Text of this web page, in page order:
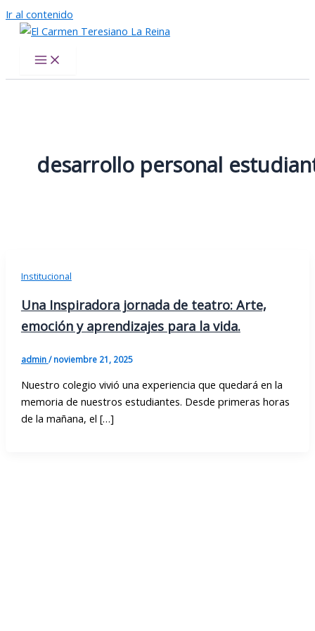
Ir al contenido
desarrollo personal
Institucional
Una Inspiradora jornada de teatro: Arte,
emoción y aprendizajes para la vida.
admin/noviembre 21, 2025
Nuestro colegio vivió una experiencia que quedará en la
memoria de nuestros estudiantes. Desde primeras horas
de la mañana, el […]